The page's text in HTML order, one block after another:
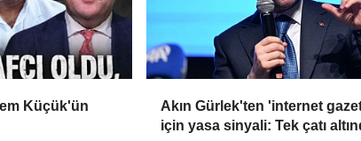
Küçük'ün
Akın Gürlek'ten 'internet
için yasa sinyali: Tek çatı